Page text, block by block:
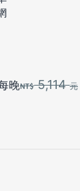
晚 5,114元